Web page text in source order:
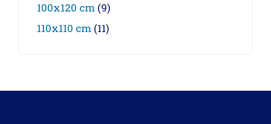
100x120 cm (9)
110x110 cm (11)